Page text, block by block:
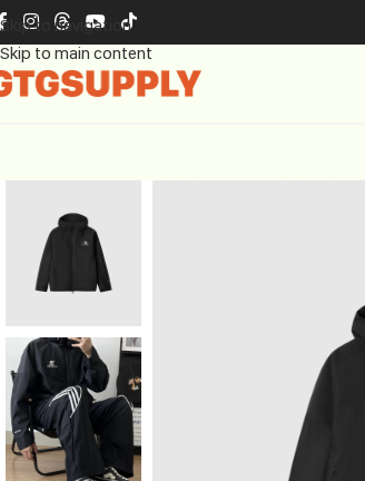
Skip to navigation
Skip to main content